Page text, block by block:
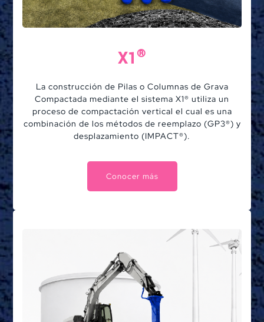
X1®
La construcción de Pilas o Columnas de Grava
Compactada mediante el sistema X1® utiliza un
proceso de compactación vertical el cual es una
combinación de los métodos de reemplazo (GP3®) y
desplazamiento (IMPACT®).
Conocer más